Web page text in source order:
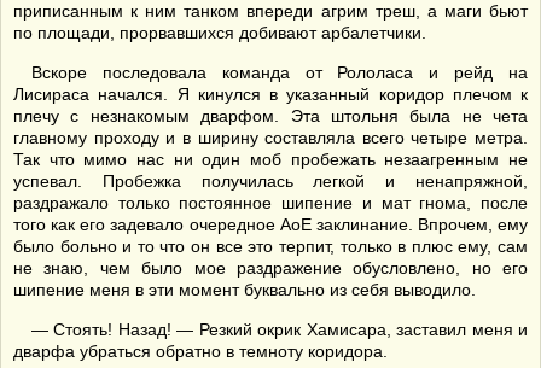
приписанным к ним танком впереди агрим треш, а маги бьют
по площади, прорвавшихся добивают арбалетчики.
Вскоре последовала команда от Рололаса и рейд на
Лисираса начался. Я кинулся в указанный коридор плечом к
плечу с незнакомым дварфом. Эта штольня была не чета
главному проходу и в ширину составляла всего четыре метра.
Так что мимо нас ни один моб пробежать незаагренным не
успевал. Пробежка получилась легкой и ненапряжной,
раздражало только постоянное шипение и мат гнома, после
того как его задевало очередное АоЕ заклинание. Впрочем, ему
было больно и то что он все это терпит, только в плюс ему, сам
не знаю, чем было мое раздражение обусловлено, но его
шипение меня в эти момент буквально из себя выводило.
— Стоять! Назад! — Резкий окрик Хамисара, заставил меня и
дварфа убраться обратно в темноту коридора.